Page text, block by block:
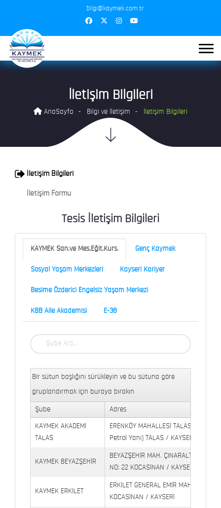
bilgi@kaymek.com.tr
İletişim Bilgileri
AnaSayfa Bilgi ve İletişim İletişim Bilgileri
İletişim Bilgileri
İletişim Formu
Tesis İletişim Bilgileri
KAYMEK San.ve Mes.Eğit.Kurs. Genç Kaymek
Sosyal Yaşam Merkezleri Kayseri Kariyer
Besime Özderici Engelsiz Yaşam Merkezi
KBB Aile Akademisi E-38
Bir sütun başlığını sürükleyin ve bu sütuna göre
gruplandırmak için buraya bırakın
Şube Adres
KAYMEK AKADEMİ
TALAS
ERENKÖY MAHALLESİ TALAS
Petrol Yanı) TALAS / KAYSERİ
KAYMEK BEYAZŞEHİR
BEYAZŞEHİR MAH. ÇINARALTI
NO: 22 KOCASİNAN / KAYSERİ
KAYMEK ERKİLET
ERKİLET GENERAL EMİR MAH.
KOCASİNAN / KAYSERİ